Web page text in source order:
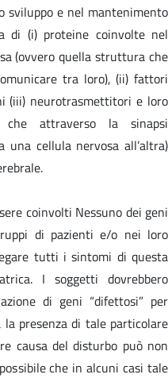
sviluppo e nel mantenimento
di (i) proteine coinvolte nel
(ovvero quella struttura che
tra loro), (ii) fattori
(iii) neurotrasmettitori e loro
attraverso la sinapsi
cellula nervosa all’altra)
coinvolti Nessuno dei geni
di pazienti e/o nei loro
tutti i sintomi di questa
I soggetti dovrebbero
di geni “difettosi” per
presenza di tale particolare
causa del disturbo può non
che in alcuni casi tale